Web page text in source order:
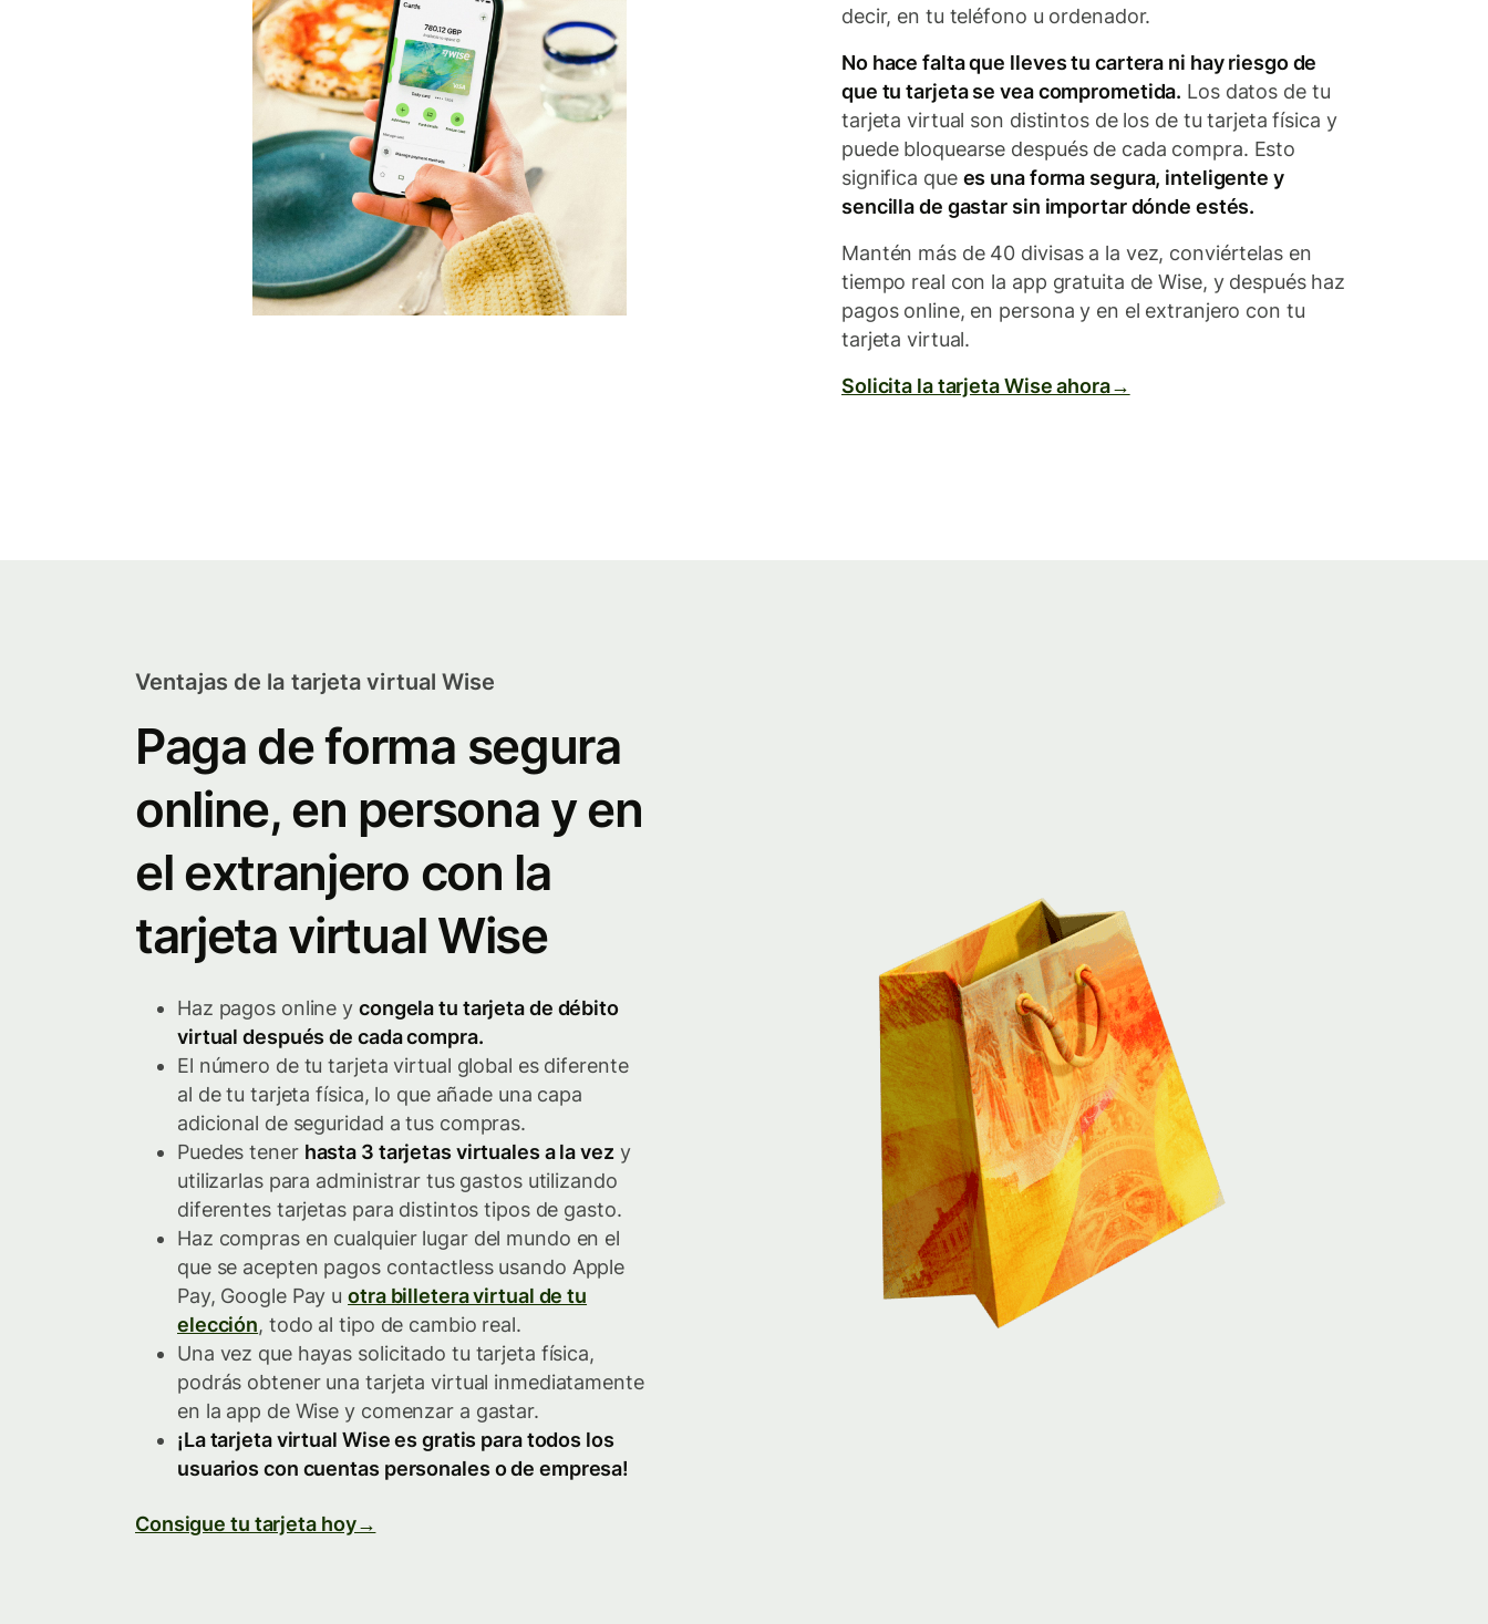
decir, en tu teléfono u ordenador.
No hace falta que lleves tu cartera ni hay riesgo de
que tu tarjeta se vea comprometida. Los datos de tu
tarjeta virtual son distintos de los de tu tarjeta física y
puede bloquearse después de cada compra. Esto
significa que es una forma segura, inteligente y
sencilla de gastar sin importar dónde estés.
Mantén más de 40 divisas a la vez, conviértelas en
tiempo real con la app gratuita de Wise, y después haz
pagos online, en persona y en el extranjero con tu
tarjeta virtual.
Solicita la tarjeta Wise ahora→
Paga de forma segura
online, en persona y en
el extranjero con la
tarjeta virtual Wise
Ventajas de la tarjeta virtual Wise
Haz pagos online y congela tu tarjeta de débito
virtual después de cada compra.
El número de tu tarjeta virtual global es diferente
al de tu tarjeta física, lo que añade una capa
adicional de seguridad a tus compras.
Puedes tener hasta 3 tarjetas virtuales a la vezy
utilizarlas para administrar tus gastos utilizando
diferentes tarjetas para distintos tipos de gasto.
Haz compras en cualquier lugar del mundo en el
que se acepten pagos contactless usando Apple
Pay, Google Pay uotra billetera virtual de tu
elección, todo al tipo de cambio real.
Una vez que hayas solicitado tu tarjeta física,
podrás obtener una tarjeta virtual inmediatamente
en la app de Wise y comenzar a gastar.
¡La tarjeta virtual Wise es gratis para todos los
usuarios con cuentas personales o de empresa!
Consigue tu tarjeta hoy→